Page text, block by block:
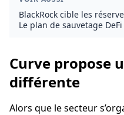
BlackRock cible les
nouveaux fonds tokenisés
Le plan de sauvetage
Curve propose
différente
Alors que le secteur